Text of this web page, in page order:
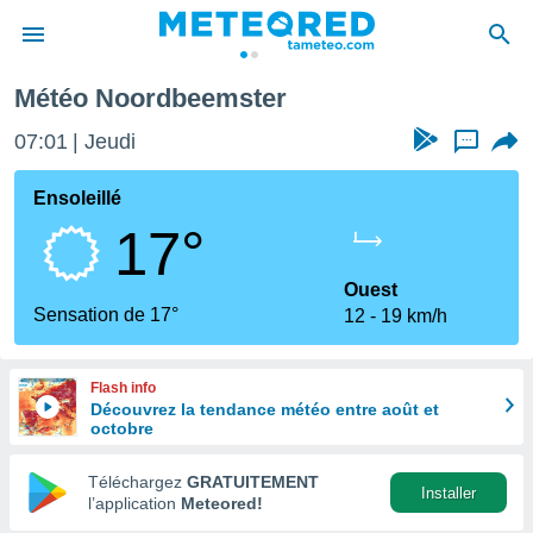
de
en
Météo Noordbeemster
07:01 Jeudi ...
Ensoleillé
17°
Sensation de 17°
Ouest
12
19 km/h
Flash info
Découvrez la tendance météo entre août et
octobre
Téléchargez GRATUITEMENT
l’application Meteored!
Installer